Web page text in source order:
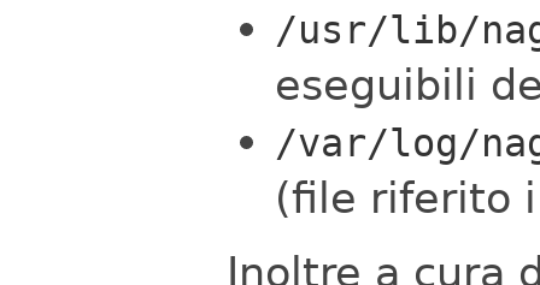
/usr/lib/
eseguibili
/var/log/
(file riferito
Inoltre a cura